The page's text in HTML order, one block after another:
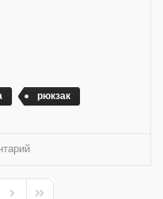
рюкзак